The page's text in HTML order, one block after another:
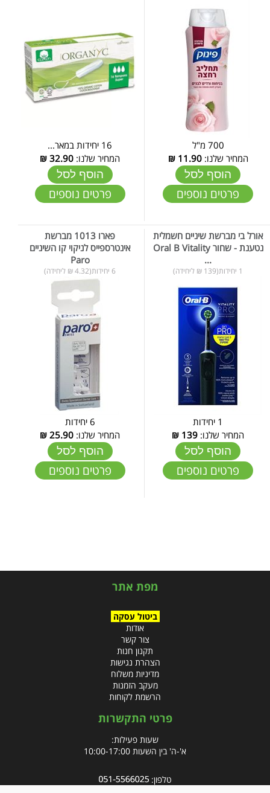
700 מ"ל
המחיר שלנו:11.90
₪
הוסף לסל
פרטים נוספים
16 יחידות במאר...
המחיר שלנו: 32.90
₪
הוסף לסל
פרטים נוספים
אורל בי מברשת שיניים חשמלית
נטענת - שחור Oral B Vitality
...
1 יחידות(139 ₪ ליחידה)
1 יחידות
המחיר שלנו: 139
₪
הוסף לסל
פרטים נוספים
פארו 1013 מברשת
אינטרספייס לניקוי קו השיניים
Paro
6 יחידות(4.32 ₪ ליחידה)
6 יחידות
המחיר שלנו: 25.90
₪
הוסף לסל
פרטים נוספים
מפת אתר
ביטול עסקה
אודות
צור קשר
תקנון חנות
הצהרת נגישות
מדיניות משלוח
מעקב הזמנות
הרשמת לקוחות
פרטי התקשרות
שעות פעילות:
א'-ה' בין השעות 10:00-17:00
טלפון: